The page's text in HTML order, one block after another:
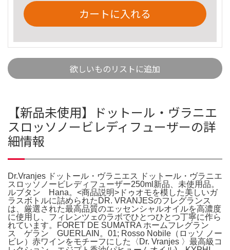
カートに入れる
欲しいものリストに追加
【新品未使用】ドットール・ヴラニエ
スロッソノービレディフューザーの詳
細情報
Dr.Vranjes ドットール・ヴラニエス ドットール・ヴラニエ
スロッソノービレディフューザー250ml新品、未使用品。
ルブタン Hana。<商品説明>ドゥオモを模した美しいガ
ラスボトルに詰められたDR. VRANJESのフレグランス
は、厳選された最高品質のエッセンシャルオイルを高濃度
に使用し、フィレンツェのラボでひとつひとつ丁寧に作ら
れています。FORET DE SUMATRA ホームフレグラン
ス ゲラン GUERLAIN。01; Rosso Nobile（ロッソ ノー
ビレ）赤ワインをモチーフにした〈Dr. Vranjes 〉最高級コ